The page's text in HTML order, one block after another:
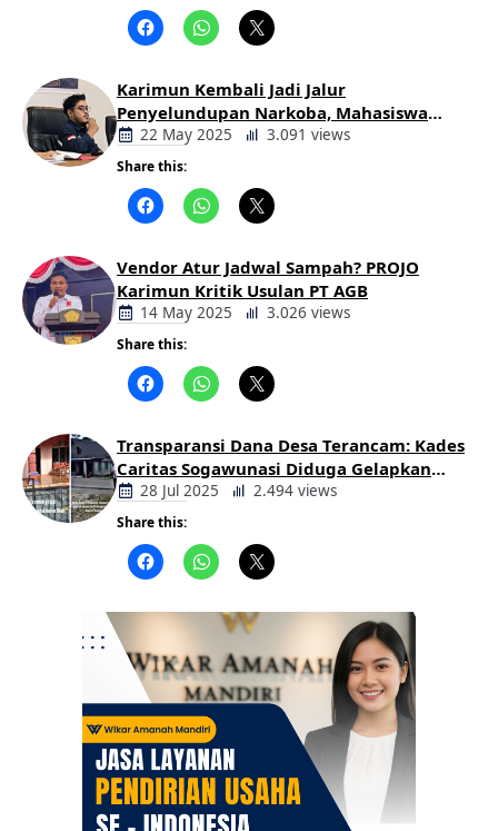
Karimun Kembali Jadi Jalur
Penyelundupan Narkoba, Mahasiswa
Desak Pemkab dan Aparat Bertindak
Tegas
22 May 2025 3.091 views
Share this:
Vendor Atur Jadwal Sampah? PROJO
Karimun Kritik Usulan PT AGB
14 May 2025 3.026 views
Share this:
Transparansi Dana Desa Terancam: Kades
Caritas Sogawunasi Diduga Gelapkan
Bantuan untuk Warga
28 Jul 2025 2.494 views
Share this: